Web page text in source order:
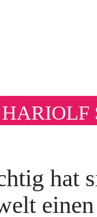
HARIOLF
hat